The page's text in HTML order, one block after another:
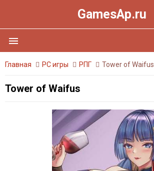
GamesAp.ru
menu
Главная PC игры РПГ Tower of Waifus
Tower of Waifus